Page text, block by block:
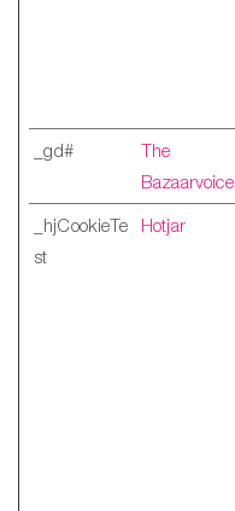
_gd#
The
Bazaarvoice
_hjCookieTe
st
Hotjar